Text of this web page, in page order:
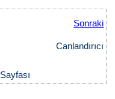
Sonraki
Canlandırıcı
Sayfası